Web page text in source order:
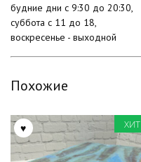
будние дни с 9:30 до 20:30,
суббота с 11 до 18,
воскресенье - выходной
Похожие
ХИТ